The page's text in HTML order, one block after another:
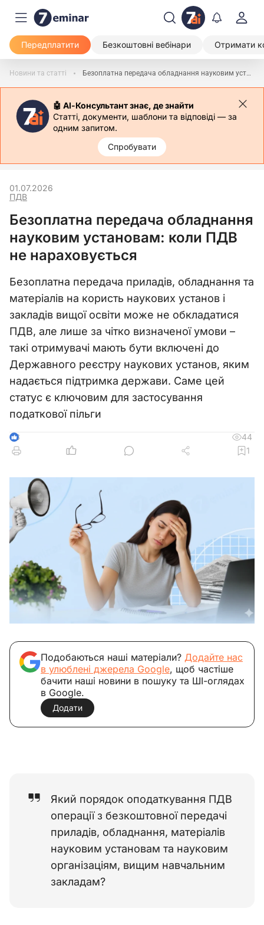
Передплатити Безкоштовні вебінари Отримати
Новини та статті Безоплатна передача обладнання науковим установам: коли ПДВ не нараховується
🤖 АІ-Консультант знає, де знайти
Статті, документи, шаблони та відповіді — за
одним запитом.
Спробувати
ПДВ
01.07.2026
Безоплатна передача обладнання
науковим установам: коли ПДВ
не нараховується
Безоплатна передача приладів, обладнання та
матеріалів на користь наукових установ і
закладів вищої освіти може не обкладатися
ПДВ, але лише за чітко визначеної умови –
такі отримувачі мають бути включені до
Державного реєстру наукових установ, яким
надається підтримка держави. Саме цей
статус є ключовим для застосування
податкової пільги
3
44
1
Подобаються наші матеріали? Додайте нас
в улюблені джерела Google, щоб частіше
бачити наші новини в пошуку та ШІ-оглядах
в Google.
Додати
Який порядок оподаткування ПДВ
операції з безкоштовної передачі
приладів, обладнання, матеріалів
науковим установам та науковим
організаціям, вищим навчальним
закладам?